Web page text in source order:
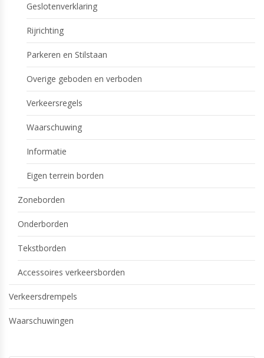
Geslotenverklaring
Rijrichting
Parkeren en Stilstaan
Overige geboden en verboden
Verkeersregels
Waarschuwing
Informatie
Eigen terrein borden
Zoneborden
Onderborden
Tekstborden
Accessoires verkeersborden
Verkeersdrempels
Waarschuwingen